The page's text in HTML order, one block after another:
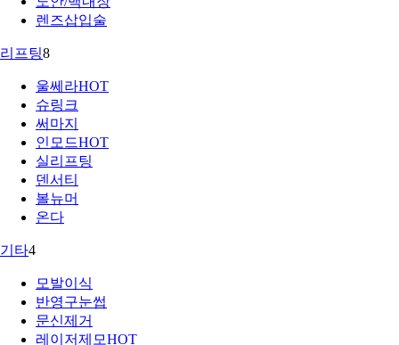
렌즈삽입술
리프팅8
울쎄라HOT
슈링크
써마지
인모드HOT
실리프팅
덴서티
볼뉴머
온다
기타4
모발이식
반영구눈썹
문신제거
레이저제모HOT